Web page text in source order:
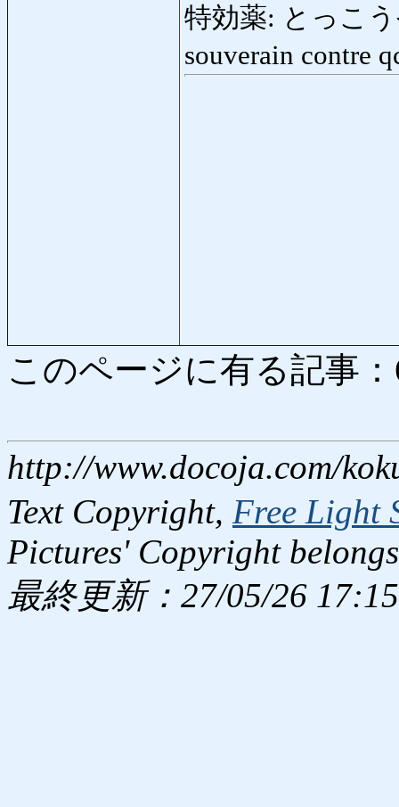
特効薬: とっこう
souverain contre
このページに有る記事
http://www.docoja.com/
Text Copyright, Free Light
Pictures' Copyright
最終更新：27/05/26 17:15